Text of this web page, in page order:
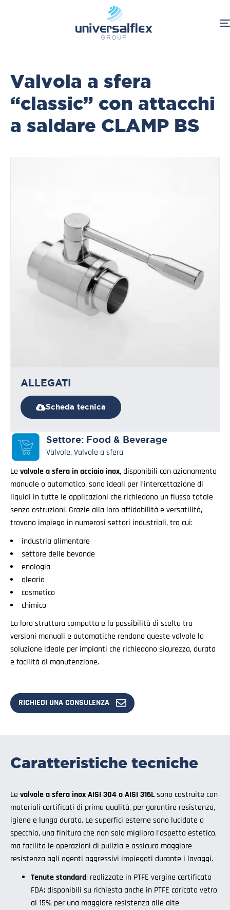
Valvole
Valvola a sfera
“classic” con attacchi
a saldare CLAMP BS
ALLEGATI
Scheda tecnica
Settore: Food & Beverage
Valvole,Valvole a sfera
Le valvole a sfera in acciaio inox, disponibili con azionamento
manuale o automatico, sono ideali per l’intercettazione di
liquidi in tutte le applicazioni che richiedono un flusso totale
senza ostruzioni. Grazie alla loro affidabilità e versatilità,
trovano impiego in numerosi settori industriali, tra cui:
industria alimentare
settore delle bevande
enologia
oleario
cosmetico
chimico
La loro struttura compatta e la possibilità di scelta tra
versioni manuali e automatiche rendono queste valvole la
soluzione ideale per impianti che richiedono sicurezza, durata
e facilità di manutenzione.
RICHIEDI UNA CONSULENZA
Caratteristiche tecniche
Le valvole a sfera inox AISI 304 o AISI 316Lsono costruite con
materiali certificati di prima qualità, per garantire resistenza,
igiene e lunga durata. Le superfici esterne sono lucidate a
specchio, una finitura che non solo migliora l’aspetto estetico,
ma facilita le operazioni di pulizia e assicura maggiore
resistenza agli agenti aggressivi impiegati durante i lavaggi.
Tenute standard: realizzate in PTFE vergine certificato
FDA; disponibili su richiesta anche in PTFE caricato vetro
al 15% per una maggiore resistenza alle alte